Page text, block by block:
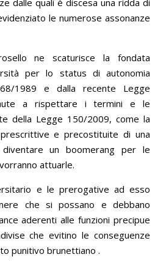
dalle quali è discesa una ridda di
le numerose assonanze
ne scaturisce la fondata
per lo status di autonomia
1989 e dalla recente Legge
a rispettare i termini e le
della Legge 150/2009, come la
e precostituite di una
un boomerang per le
attuarle.
e le prerogative ad esso
che si possano e debbano
aderenti alle funzioni precipue
che evitino le conseguenze
punitivo brunettiano .